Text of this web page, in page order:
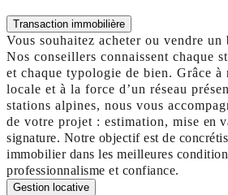
Transaction immobilière
Vous souhaitez acheter ou vendre un
Nos conseillers connaissent chaque
et chaque typologie de bien. Grâce
locale et à la force d’un réseau
stations alpines, nous vous
de votre projet : estimation, mise en
signature. Notre objectif est de
immobilier dans les meilleures
professionnalisme et confiance.
Gestion locative